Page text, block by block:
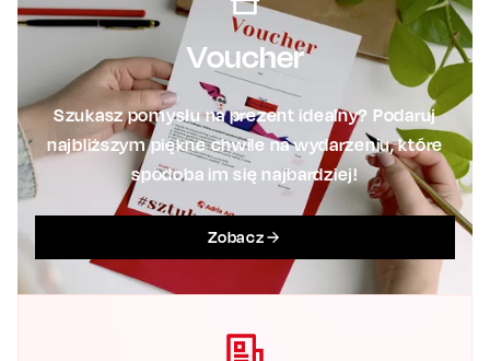
Voucher
Szukasz pomysłu na prezent idealny? Podaruj
najbliższym piękne chwile na wydarzeniu, które
spodoba im się najbardziej!
Zobacz